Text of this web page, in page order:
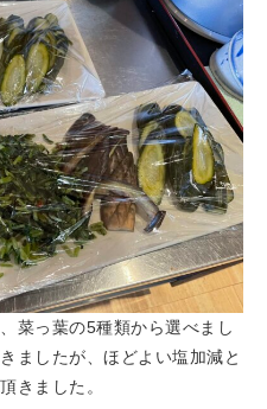
菜っ葉の5種類から選べまし
ましたが、ほどよい塩加減と
きました。